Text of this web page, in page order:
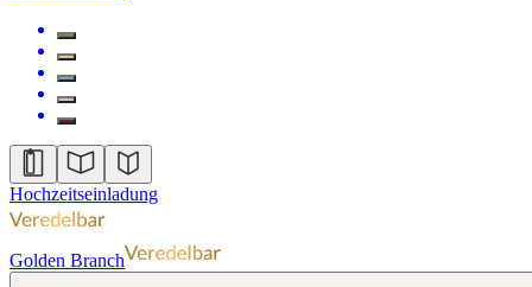
Hochzeitseinladung
Golden Branch